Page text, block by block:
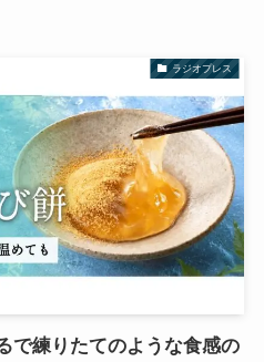
ラジオプレス
で練りたてのような食感の